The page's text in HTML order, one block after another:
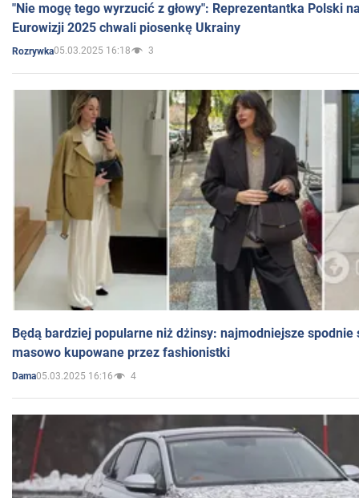
"Nie mogę tego wyrzucić z głowy": Reprezentantka Polski
Eurowizji 2025 chwali piosenkę Ukrainy
Rozrywka05.03.2025 16:18 3
Będą bardziej popularne niż dżinsy: najmodniejsze spodnie
masowo kupowane przez fashionistki
Dama05.03.2025 16:16 4